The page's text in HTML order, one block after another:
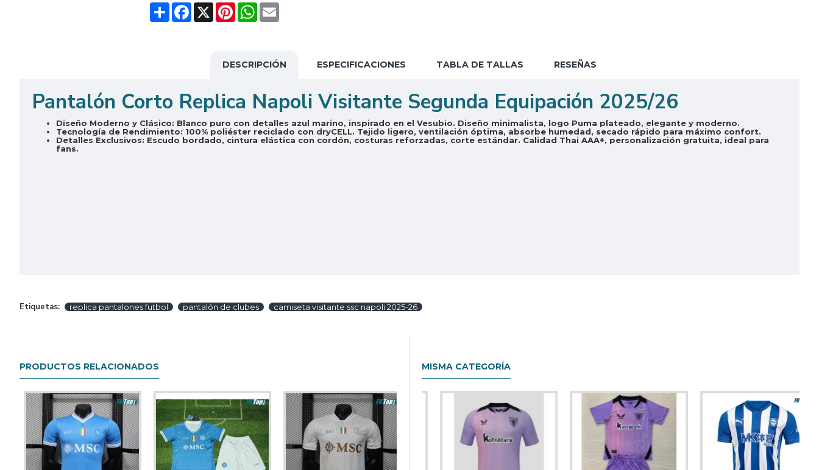
ShareFacebook
X PinterestWhatsApp
Email
DESCRIPCIÓN ESPECIFICACIONES TABLA DE TALLAS RESEÑAS
Pantalón Corto Replica Napoli Visitante Segunda Equipación 2025/26
Diseño Moderno y Clásico: Blanco puro con detalles azul marino, inspirado en el Vesubio. Diseño minimalista, logo Puma plateado, elegante y moderno.
Tecnología de Rendimiento: 100% poliéster reciclado con dryCELL. Tejido ligero, ventilación óptima, absorbe humedad, secado rápido para máximo confort.
Detalles Exclusivos: Escudo bordado, cintura elástica con cordón, costuras reforzadas, corte estándar. Calidad Thai AAA+, personalización gratuita, ideal para
fans.
Etiquetas: replica pantalones futbol pantalón de clubes camiseta visitante ssc napoli 2025-26
PRODUCTOS RELACIONADOS MISMA CATEGORÍA